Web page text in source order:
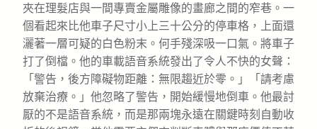
夾在理髮店與一間專賣金屬雕像的畫廊之間的窄巷。一
個看起來比他車子尺寸小上三十公分的停車格，上面還
灑著一層可疑的白色粉末。何手殘深吸一口氣。將車子
打了倒檔。他的車載語音系統發出了令人不快的女聲：
「警告，後方障礙物距離：無限趨近於零。」「請考慮
放棄治療。」他忽略了警告，開始緩慢地倒車。他最討
厭的不是語音系統，而是那兩塊永遠在關鍵時刻自動收